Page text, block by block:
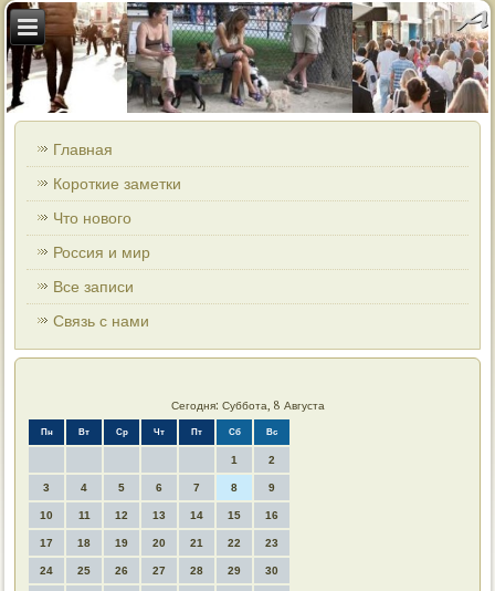
Главная
Короткие заметки
Что нового
Россия и мир
Все записи
Связь с нами
Сегодня: Суббота, 8 Августа
Пн Вт Ср Чт Пт Сб Вс
1 2
3 4 5 6 7 8 9
10 11 12 13 14 15 16
17 18 19 20 21 22 23
24 25 26 27 28 29 30